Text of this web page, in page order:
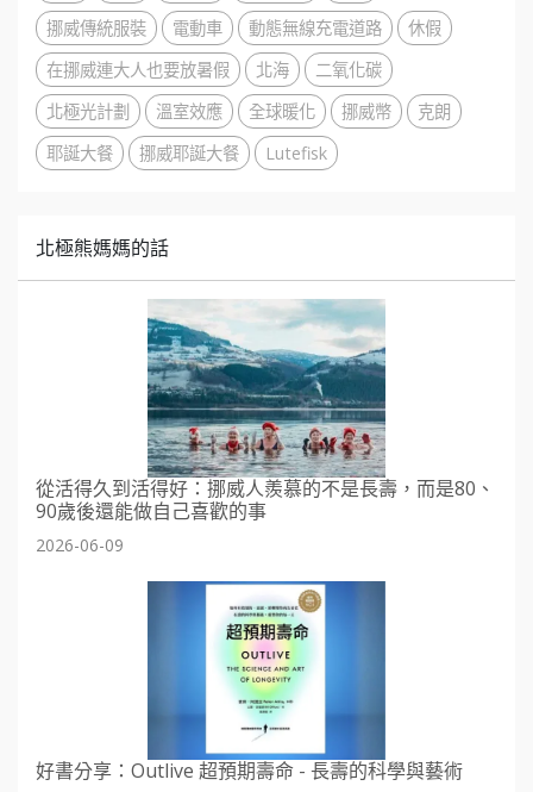
挪威傳統服裝
電動車 動態無線充電道路
休假
在挪威連大人也要放暑假
北海
二氧化碳
北極光計劃
溫室效應 全球暖化 挪威幣
克朗
耶誕大餐
挪威耶誕大餐 Lutefisk
北極熊媽媽的話
從活得久到活得好：挪威人羨慕的不是長壽，而是80、
90歲後還能做自己喜歡的事
2026-06-09
好書分享：Outlive 超預期壽命 - 長壽的科學與藝術